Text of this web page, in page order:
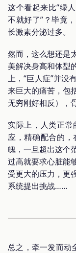
这个看起来比“绿
不就好了”？毕竟
长激素分泌过多。
然而，这么想还是
美解决身高和体型
上，“巨人症”并没
来巨大的痛苦，包
无穷刚好相反），
实际上，人类正
应，精确配合的
魄，一旦超出这个
过高就要求心脏能
受更大的压力，更
系统提出挑战……
总之，牵一发而动